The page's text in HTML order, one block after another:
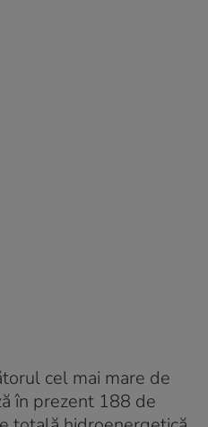
cel mai mare de
în prezent 188 de